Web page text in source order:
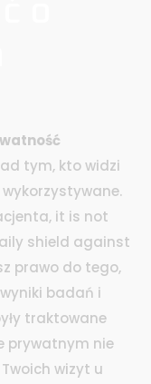
tym, kto widzi
.
, it is not
shield against
prawo do tego,
badań i
traktowane
prywatnym nie
wizyt u